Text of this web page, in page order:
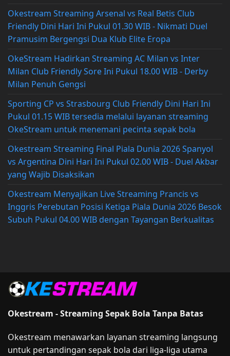
Okestream Streaming Arsenal vs Real Betis Club
Friendly Dini Hari Ini Pukul 01.30 WIB - Nikmati Duel
Pramusim Bergengsi Dua Klub Elite Eropa
OkeStream Hadirkan Streaming AC Milan vs Inter
Milan Club Friendly Sore Ini Pukul 18.00 WIB - Derby
Milan Penuh Gengsi
Sporting CP vs Strasbourg Club Friendly Dini Hari Ini
Pukul 01.15 WIB tersedia melalui layanan streaming
OkeStream untuk menemani pecinta sepak bola
Okestream Streaming Final Piala Dunia 2026 Spanyol
vs Argentina Dini Hari Ini Pukul 02.00 WIB - Duel Akbar
yang Wajib Disaksikan
Okestream Menyajikan Live Streaming Prancis vs
Inggris Perebutan Posisi Ketiga Piala Dunia 2026 Besok
Subuh Pukul 04.00 WIB dengan Tayangan Berkualitas
Okestream - Streaming Sepak Bola Tanpa Batas
Okestream menawarkan layanan streaming langsung
untuk pertandingan sepak bola dari liga-liga utama